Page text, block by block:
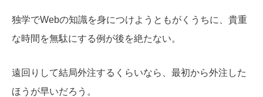
独学でWebの知識を身につけようともがくうちに、貴重
な時間を無駄にする例が後を絶たない。
遠回りして結局外注するくらいなら、最初から外注した
ほうが早いだろう。